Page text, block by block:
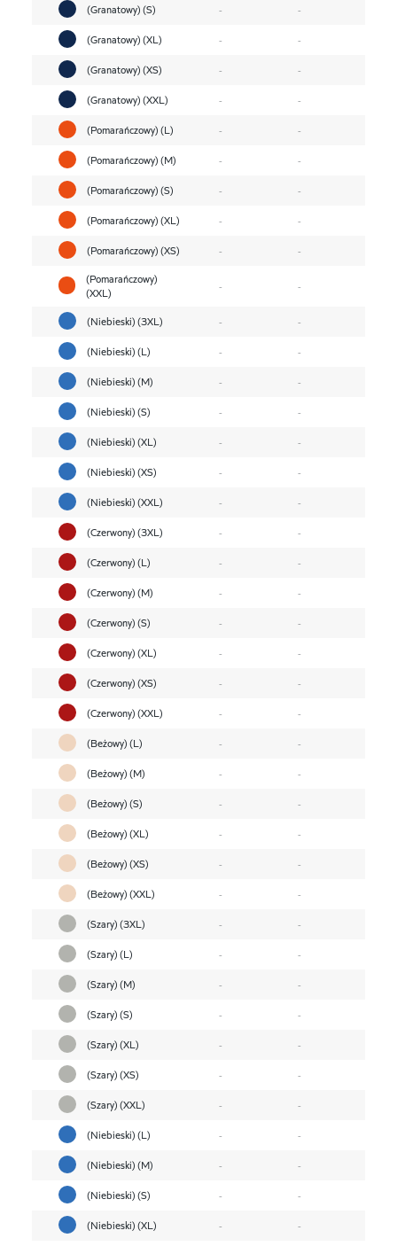
(Granatowy) (S)
-
-
(Granatowy) (XL)
-
-
(Granatowy) (XS)
-
-
(Granatowy) (XXL)
-
-
(Pomarańczowy) (L)
-
-
(Pomarańczowy) (M)
-
-
(Pomarańczowy) (S)
-
-
(Pomarańczowy) (XL)
-
-
(Pomarańczowy) (XS)
-
-
(Pomarańczowy)
(XXL)
- -
(Niebieski) (3XL) -
-
(Niebieski) (L)
-
-
(Niebieski) (M)
-
-
(Niebieski) (S)
-
-
(Niebieski) (XL)
-
-
(Niebieski) (XS)
-
-
(Niebieski) (XXL)
-
-
(Czerwony) (3XL)
-
-
(Czerwony) (L)
-
-
(Czerwony) (M)
-
-
(Czerwony) (S)
-
-
(Czerwony) (XL)
-
-
(Czerwony) (XS)
-
-
(Czerwony) (XXL)
-
-
(Beżowy) (L)
-
-
(Beżowy) (M)
-
-
(Beżowy) (S)
-
-
(Beżowy) (XL)
-
-
(Beżowy) (XS)
-
-
(Beżowy) (XXL)
-
-
(Szary) (3XL)
-
-
(Szary) (L)
-
-
(Szary) (M)
-
-
(Szary) (S)
-
-
(Szary) (XL)
-
-
(Szary) (XS)
-
-
(Szary) (XXL)
-
-
(Niebieski) (L)
-
-
(Niebieski) (M)
-
-
(Niebieski) (S)
-
-
(Niebieski) (XL)
- -